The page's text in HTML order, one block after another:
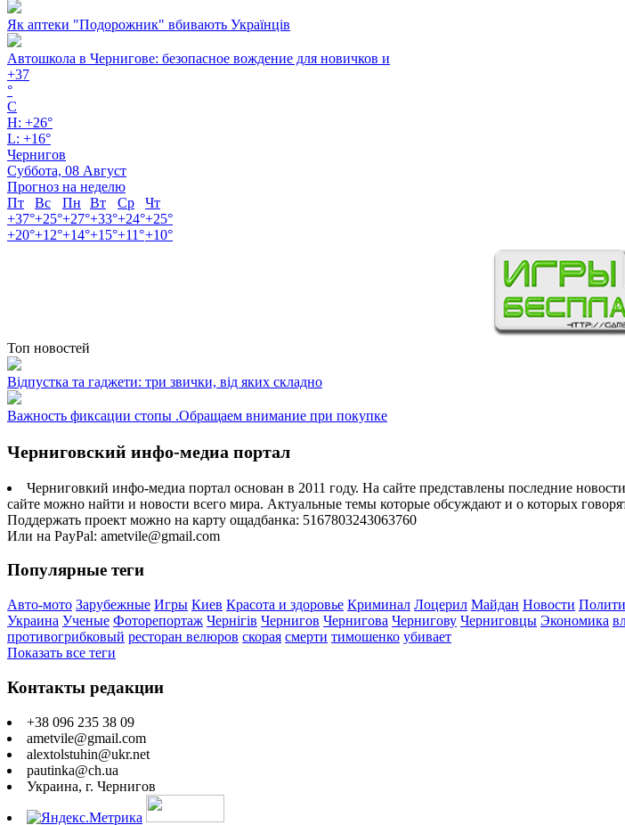
Як аптеки "Подорожник" вбивають Українців
Автошкола в Чернигове: безопасное вождение для новичков и
+37
°
C
H: +26°
L: +16°
Чернигов
Суббота, 08 Август
Прогноз на неделю
Пт
Вс Пн Вт Ср
Чт
+37°+25°+27°+33°+24°+25°
+20°+12°+14°+15°+11°+10°
Топ новостей
Відпустка та гаджети: три звички, від яких складно
Важность фиксации стопы .Обращаем внимание при покупке
Черниговский инфо-медиа портал
Черниговкий инфо-медиа портал основан в 2011 году. На сайте представлены последние
сайте можно найти и новости всего мира. Актуальные темы которые обсуждают и о которых
Поддержать проект можно на карту ощадбанка: 5167803243063760
Или на PayPal: ametvile@gmail.com
Популярные теги
Авто-мото Зарубежные Игры Киев Красота и здоровье Криминал Лоцерил Майдан Новости
Украина Ученые Фоторепортаж Чернігів Чернигов Чернигова Чернигову Черниговцы Экономика
противогрибковый ресторан велюров скорая смерти тимошенко убивает
Показать все теги
Контакты редакции
+38 096 235 38 09
ametvile@gmail.com
alextolstuhin@ukr.net
pautinka@ch.ua
Украина, г. Чернигов